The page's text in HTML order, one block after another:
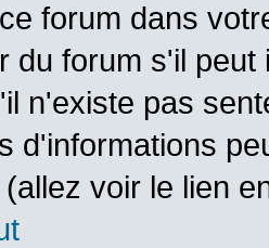
forum dans
du forum s'il
n'existe pas
d'informations
voir le lien